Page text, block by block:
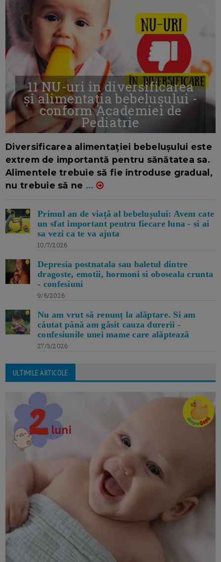
11 NU-uri in diversificarea
și alimentația bebelușului -
conform Academiei de
Pediatrie
Diversificarea alimentației bebelușului este
extrem de importantă pentru sănătatea sa.
Alimentele trebuie să fie introduse gradual,
nu trebuie să ne ...
Primul an de viață al bebelușului: Avem cate
un sfat important pentru fiecare luna - si ai
sa vezi ca te va ajuta
10/7/2026
Depresia postnatala sau baletul dintre
dragoste, emotii, hormoni si oboseala crunta
- confesiuni
9/6/2026
Nu am vrut să renunț la alăptare. Si am
căutat până am găsit cauza durerii -
confesiunile unei mame care alăptează
27/3/2026
ULTIMILE ARTICOLE